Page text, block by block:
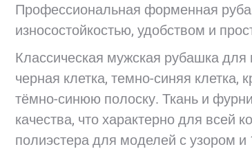
Профессиональная форменная
износостойкостью, удобством и
Классическая мужская рубашка для
черная клетка, темно-синяя клетка,
тёмно-синюю полоску. Ткань и
качества, что характерно для всей
полиэстера для моделей с узором